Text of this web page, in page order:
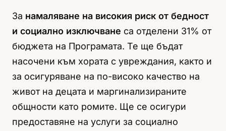
За намаляване на високия риск от бедност
и социално изключване са отделени 31% от
бюджета на Програмата. Те ще бъдат
насочени към хората с увреждания, както и
за осигуряване на по-високо качество на
живот на децата и маргинализираните
общности като ромите. Ще се осигури
предоставяне на услуги за социално